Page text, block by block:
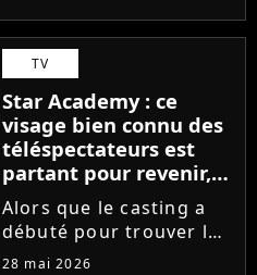
son tout premier single.
Avec Garçon solide, le
chanteur livre une
facette plus fragile de
sa personnalité....
TV
Star Academy : ce
visage bien connu des
téléspectateurs est
partant pour revenir,
sauf que la place est
déjà prise
Alors que le casting a
débuté pour trouver les
prochains Pierre
28 mai 2026